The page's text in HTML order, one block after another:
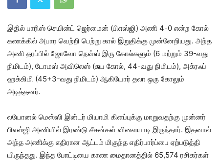
இதில் பாரிஸ் செயின்ட் ஜெர்மைன் (பிஎஸ்ஜி) அணி 4-0 என்ற கோல்
கணக்கில் அபார வெற்றி பெற்று கால் இறுதிக்கு முன்னேறியது. அந்த
அணி தரப்பில் ஜோவோ நெவ்ஸ் இரு கோல்களும் (6 மற்றும் 39-வது
நிமிடம்), டோமஸ் அவிலெஸ் (சுய கோல், 44-வது நிமிடம்), அக்ரஃப்
ஹக்கிமி (45+3-வது நிமிடம்) ஆகியோர் தலா ஒரு கோலும்
அடித்தனர்.
லயோனல் மெஸ்ஸி இன்​டர் மியாமி கிளப்​புக்கு மாறு​வதற்கு முன்​னர்
பிஎஸ்ஜி அணி​யில் இரண்டு சீசன்​கள் விளை​யாடி இருந்​தார். இதனால்
அந்த அணிக்கு எதி​ரான ஆட்​டம் மிகுந்த எதிர்​பார்ப்பை ஏற்​படுத்​தி​
யிருந்​தது. இந்த போட்​டியை காண மைதானத்​தில் 65,574 ரசிகர்​கள்